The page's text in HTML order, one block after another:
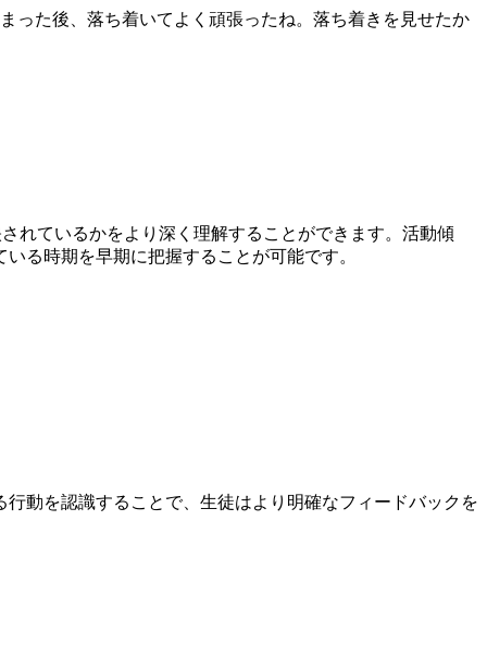
った後、落ち着いてよく頑張ったね。落ち着きを見せたか
れているかをより深く理解することができます。活動傾
る時期を早期に把握することが可能です。
動を認識することで、生徒はより明確なフィードバックを